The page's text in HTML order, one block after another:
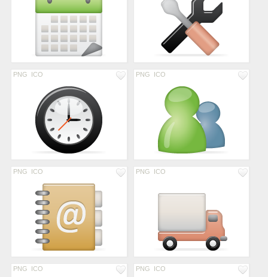
PNG ICO PNG ICO
PNG ICO PNG ICO
PNG ICO PNG ICO